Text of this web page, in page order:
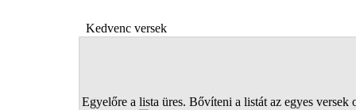
Kedvenc versek
Egyelőre a lista üres. Bővíteni a listát az egyes versek